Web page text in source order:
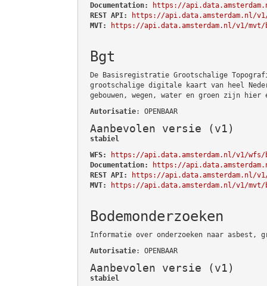
Documentation:
https://
REST API:
https://api.data.amsterdam.nl/v1/
MVT:
https://api.data.amsterdam.nl/v1/mvt/
Bgt
De Basisregistratie Grootschalige
grootschalige digitale kaart van heel
gebouwen, wegen, water en groen zijn hier
Autorisatie: OPENBAAR
Aanbevolen versie (v1)
stabiel
WFS:
https://api.data.amsterdam.nl/v1/wfs/
Documentation:
https://
REST API:
https://api.data.amsterdam.nl/
MVT:
https://api.data.amsterdam.nl/v1/mvt/
Bodemonderzoeken
Informatie over onderzoeken naar asbest,
Autorisatie: OPENBAAR
Aanbevolen versie (v1)
stabiel